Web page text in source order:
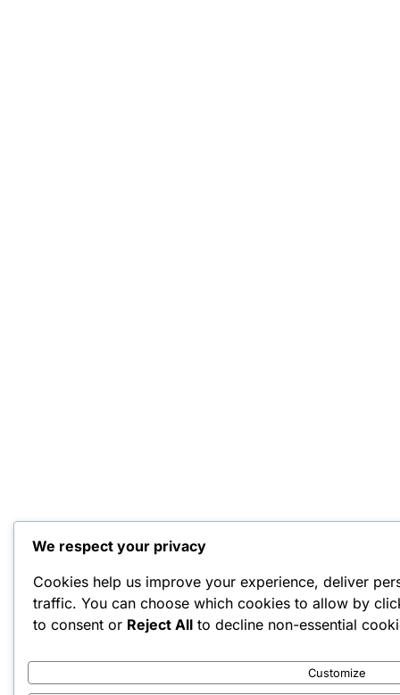
We respect your privacy
Cookies help us improve your experience, deliver
traffic. You can choose which cookies to allow by
to consent or Reject All to decline non-essential
Customize